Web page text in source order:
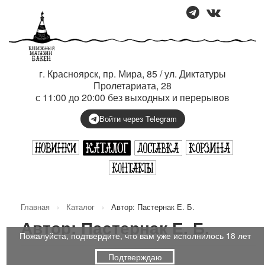
г. Красноярск, пр. Мира, 85 / ул. Диктатуры
Пролетариата, 28
с 11:00 до 20:00 без выходных и перерывов
Войти через Telegram
Главная › Каталог › Автор: Пастернак Е. Б.
Автор: Пастернак Е. Б.
Пожалуйста, подтвердите, что вам уже исполнилось 18 лет
Подтверждаю